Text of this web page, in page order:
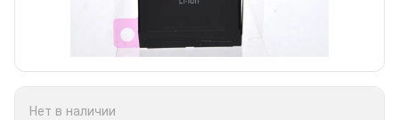
Нет в наличии